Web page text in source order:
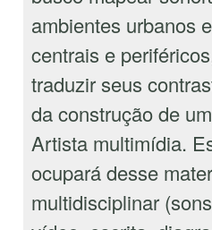
ambientes urbanos
centrais e
traduzir seus
da construção de
Artista multimídia.
ocupará desse
multidisciplinar